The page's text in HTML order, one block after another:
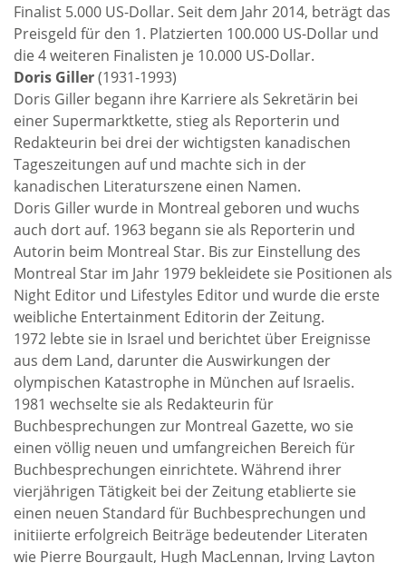
Finalist 5.000 US-Dollar. Seit dem Jahr 2014, beträgt das
Preisgeld für den 1. Platzierten 100.000 US-Dollar und
die 4 weiteren Finalisten je 10.000 US-Dollar.
Doris Giller(1931-1993)
Doris Giller begann ihre Karriere als Sekretärin bei
einer Supermarktkette, stieg als Reporterin und
Redakteurin bei drei der wichtigsten kanadischen
Tageszeitungen auf und machte sich in der
kanadischen Literaturszene einen Namen.
Doris Giller wurde in Montreal geboren und wuchs
auch dort auf. 1963 begann sie als Reporterin und
Autorin beim Montreal Star. Bis zur Einstellung des
Montreal Star im Jahr 1979 bekleidete sie Positionen als
Night Editor und Lifestyles Editor und wurde die erste
weibliche Entertainment Editorin der Zeitung.
1972 lebte sie in Israel und berichtet über Ereignisse
aus dem Land, darunter die Auswirkungen der
olympischen Katastrophe in München auf Israelis.
1981 wechselte sie als Redakteurin für
Buchbesprechungen zur Montreal Gazette, wo sie
einen völlig neuen und umfangreichen Bereich für
Buchbesprechungen einrichtete. Während ihrer
vierjährigen Tätigkeit bei der Zeitung etablierte sie
einen neuen Standard für Buchbesprechungen und
initiierte erfolgreich Beiträge bedeutender Literaten
wie Pierre Bourgault, Hugh MacLennan, Irving Layton